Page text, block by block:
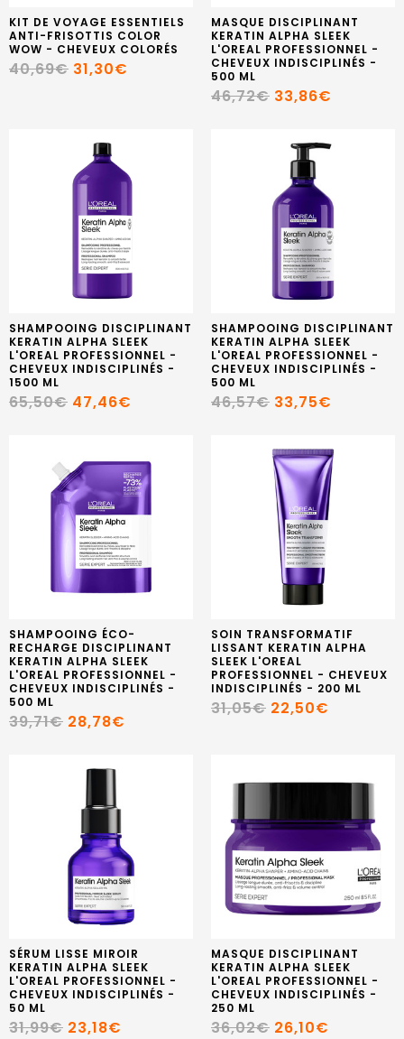
KIT DE VOYAGE ESSENTIELS
ANTI-FRISOTTIS COLOR
WOW - CHEVEUX COLORÉS
40,69€ 31,30€
MASQUE DISCIPLINANT
KERATIN ALPHA SLEEK
L'OREAL PROFESSIONNEL -
CHEVEUX INDISCIPLINÉS -
500 ML
46,72€ 33,86€
SHAMPOOING DISCIPLINANT
KERATIN ALPHA SLEEK
L'OREAL PROFESSIONNEL -
CHEVEUX INDISCIPLINÉS -
1500 ML
65,50€ 47,46€
SHAMPOOING DISCIPLINANT
KERATIN ALPHA SLEEK
L'OREAL PROFESSIONNEL -
CHEVEUX INDISCIPLINÉS -
500 ML
46,57€ 33,75€
SHAMPOOING ÉCO-
RECHARGE DISCIPLINANT
KERATIN ALPHA SLEEK
L'OREAL PROFESSIONNEL -
CHEVEUX INDISCIPLINÉS -
500 ML
39,71€ 28,78€
SOIN TRANSFORMATIF
LISSANT KERATIN ALPHA
SLEEK L'OREAL
PROFESSIONNEL - CHEVEUX
INDISCIPLINÉS - 200 ML
31,05€ 22,50€
SÉRUM LISSE MIROIR
KERATIN ALPHA SLEEK
L'OREAL PROFESSIONNEL -
CHEVEUX INDISCIPLINÉS -
50 ML
31,99€ 23,18€
MASQUE DISCIPLINANT
KERATIN ALPHA SLEEK
L'OREAL PROFESSIONNEL -
CHEVEUX INDISCIPLINÉS -
250 ML
36,02€ 26,10€